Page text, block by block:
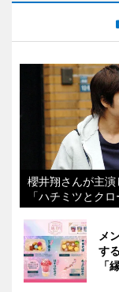
櫻井翔さんが主
「ハチミツとク
メ
す
「